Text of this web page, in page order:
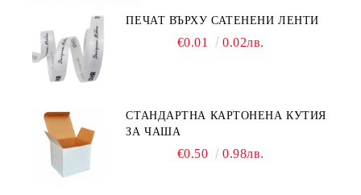
ПЕЧАТ ВЪРХУ САТЕНЕНИ ЛЕНТИ
€0.01 0.02лв.
СТАНДАРТНА КАРТОНЕНА КУТИЯ
ЗА ЧАША
€0.50 0.98лв.